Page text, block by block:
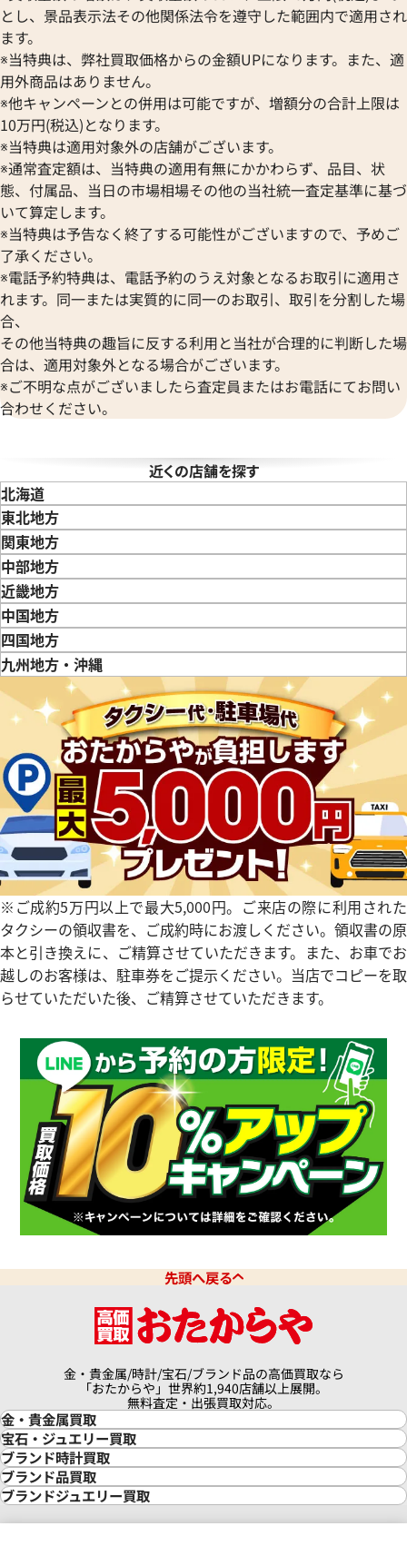
リップ ワールドタイム
格
日時点の参考買取価格です
パテック フィリップ コンプ
ワールドタイム 5130G-001
価格はお問い合わせください
リップ コンプリケーション
5170P-001 ネイビー
格
合わせください
電話で聞く
パテックフィリップ コンプリ
クロノグラフ 5170G-001
価格はお問い合わせください
電話で聞く
リップ コンプリケーション
5170J-001
格
合わせください
電話で聞く
パテック フィリップ コンプ
スケルトン 5180/1R-001
参考買取価格
価格はお問い合わせください
電話で聞く
リップ コンプリケーション
27日時点の参考買取価格で
パテック フィリップ プチコ
ョン 5085/1A-001
参考買取価格
※2023年2月27日時点の参考
オメガ
ORIENT
オリエント
ORIS
オリス
Audemars Piguet
オーデマ ピゲ
Vacheron Constantin
ヴァシュロン・コンスタンタン
Van Cleef & Arpels
ヴァンクリーフ＆アーペル
Versace
ヴェルサーチ
Wempe
セイコー
CENTURY
センチュリー
ZENITH
ゼニス
Breguet
ブレゲ
BULOVA
ブローバ
Bell & Ross
ベル＆ロス
BAUME＆MERCIER
ボーム＆メルシエ
BALL Watch
ボール ウォッチ
とし、景品表示法その他関係法令を遵守した範囲内で適用され
ます。
※当特典は、弊社買取価格からの金額UPになります。また、適
用外商品はありません。
※他キャンペーンとの併用は可能ですが、増額分の合計上限は
10万円(税込)となります。
※当特典は適用対象外の店舗がございます。
※通常査定額は、当特典の適用有無にかかわらず、品目、状
態、付属品、当日の市場相場その他の当社統一査定基準に基づ
いて算定します。
※当特典は予告なく終了する可能性がございますので、予めご
了承ください。
※電話予約特典は、電話予約のうえ対象となるお取引に適用さ
れます。同一または実質的に同一のお取引、取引を分割した場
合、
その他当特典の趣旨に反する利用と当社が合理的に判断した場
合は、適用対象外となる場合がございます。
※ご不明な点がございましたら査定員またはお電話にてお問い
合わせください。
近くの店舗を探す
北海道
東北地方
青森県岩手県
関東地方
東京都神奈川県
中部地方
新潟県富山県
近畿地方
三重県滋賀県
中国地方
鳥取県島根県
四国地方
徳島県香川県愛媛県
九州地方・沖縄
福岡県
佐賀県 長崎県 熊本県大分県宮崎県鹿児島県
※ご成約5万円以上で最大5,000円。ご来店の際に利用された
タクシーの領収書を、ご成約時にお渡しください。領収書の原
本と引き換えに、ご精算させていただきます。また、お車でお
越しのお客様は、駐車券をご提示ください。当店でコピーを取
らせていただいた後、ご精算させていただきます。
先頭へ戻る
金・貴金属/時計/宝石/ブランド品の高価買取なら
「おたからや」世界約1,940店舗以上展開。
無料査定・出張買取対応。
金・貴金属買取
金買取
金の相場価格情報
金の参考買取価格一覧
インゴット買取
インゴットの相場価格情報
24金買取
宝石・ジュエリー買取
宝石・ジュエリー買取
ダイヤモンド買取
ダイヤモンド・宝石の参考価格一覧
リング・結婚指輪買取
エメラルド買取
ブランド時計買取
時計買取
ロレックス買取
ロレックス デイトナ買取
ロレックス サブマリーナー買取
ブランド品買取
ブランド買取
ブランドジュエリー買取